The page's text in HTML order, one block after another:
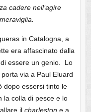
cadere nell’agire
in Catalogna, a
era affascinato dalla
essere un genio. Lo
via a Paul Eluard
dopo essersi tinto le
la colla di pesce e lo
il charleston e a